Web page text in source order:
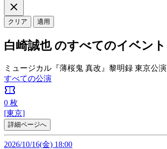
close
クリア 適用
白崎誠也 のすべてのイベント
ミュージカル『薄桜鬼 真改』黎明録 東京公演
すべての公演
confirmation_number
0 枚
[東京]
詳細ページへ
2026/10/16(金) 18:00